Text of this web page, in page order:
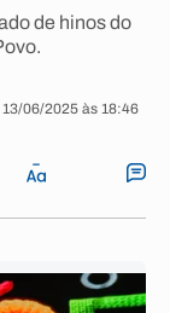
de hinos do
06/2025 às 18:46